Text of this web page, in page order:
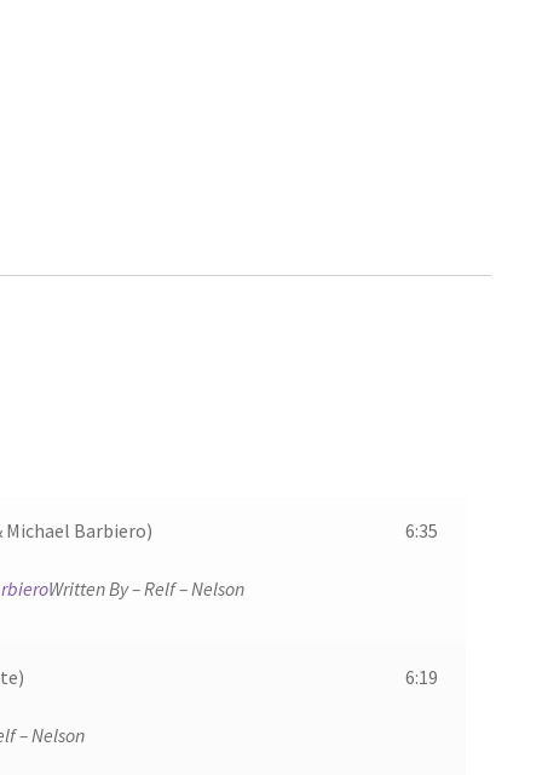
Michael Barbiero)
Written By – Relf – Nelson
6:35
– Nelson
6:19